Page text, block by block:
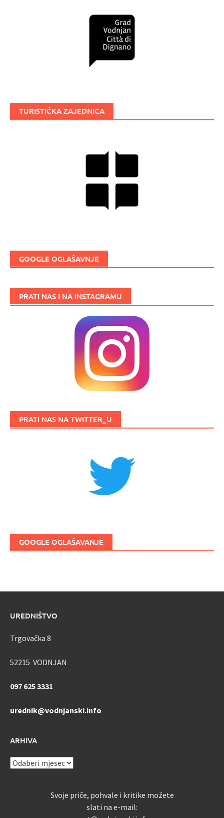
TURISTIČKA ZAJEDNICA
GOOGLE OGLAŠAVNJE
PRATI NAS I NA INSTAGRAMU
PRATI NAS NA TWITTER_U
GOOGLE OGLAŠAVANJE
UREDNIŠTVO
Trgovačka 8
52215 VODNJAN
097 625 3331
urednik@vodnjanski.info
ARHIVA
ARHIVA
Svoje priče, pohvale i kritike možete
slati na e-mail: